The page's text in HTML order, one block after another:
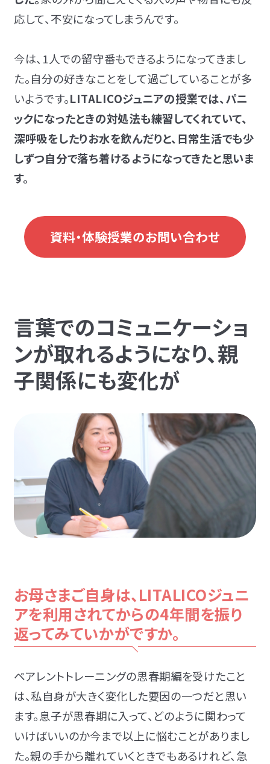
応して、不安になってしまうんです。
今は、1人での留守番もできるようになってきまし
た。自分の好きなことをして過ごしていることが多
いようです。LITALICOジュニアの授業では、パニ
ックになったときの対処法も練習してくれていて、
深呼吸をしたりお水を飲んだりと、日常生活でも少
しずつ自分で落ち着けるようになってきたと思いま
す。
資料・体験授業のお問い合わせ
言葉でのコミュニケーショ
ンが取れるようになり、親
子関係にも変化が
お母さまご自身は、LITALICOジュニ
アを利用されてからの4年間を振り
返ってみていかがですか。
ペアレントトレーニングの思春期編を受けたこと
は、私自身が大きく変化した要因の一つだと思い
ます。息子が思春期に入って、どのように関わって
いけばいいのか今まで以上に悩むことがありまし
た。親の手から離れていくときでもあるけれど、急